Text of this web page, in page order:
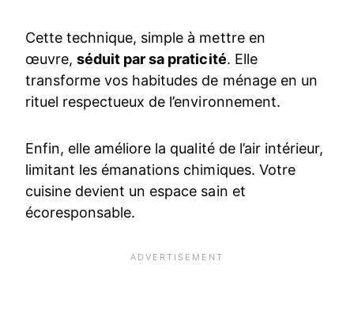
Cette technique, simple à mettre en
œuvre,séduit par sa praticité. Elle
transforme vos habitudes de ménage en un
rituel respectueux de l’environnement.
Enfin, elle améliore la qualité de l’air intérieur,
limitant les émanations chimiques. Votre
cuisine devient un espace sain et
écoresponsable.